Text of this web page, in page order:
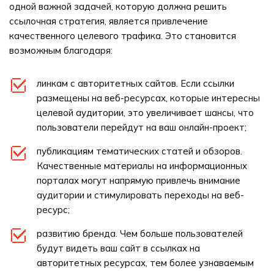
одной важной задачей, которую должна решить
ссылочная стратегия, является привлечение
качественного целевого трафика. Это становится
возможным благодаря:
линкам с авторитетных сайтов. Если ссылки
размещены на веб-ресурсах, которые интересны
целевой аудитории, это увеличивает шансы, что
пользователи перейдут на ваш онлайн-проект;
публикациям тематических статей и обзоров.
Качественные материалы на информационных
порталах могут напрямую привлечь внимание
аудитории и стимулировать переходы на веб-
ресурс;
развитию бренда. Чем больше пользователей
будут видеть ваш сайт в ссылках на
авторитетных ресурсах, тем более узнаваемым